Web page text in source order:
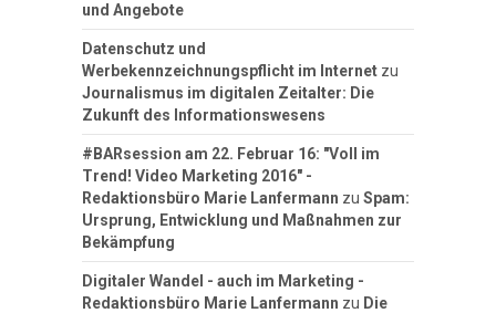
und Angebote
Datenschutz und
Werbekennzeichnungspflicht im Internet zu
Journalismus im digitalen Zeitalter: Die
Zukunft des Informationswesens
#BARsession am 22. Februar 16: "Voll im
Trend! Video Marketing 2016" -
Redaktionsbüro Marie Lanfermann zu Spam:
Ursprung, Entwicklung und Maßnahmen zur
Bekämpfung
Digitaler Wandel - auch im Marketing -
Redaktionsbüro Marie Lanfermann zu Die